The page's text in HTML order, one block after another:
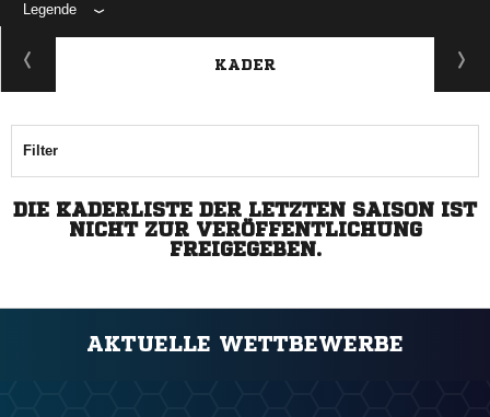
Legende
KADER
Filter
DIE KADERLISTE DER LETZTEN SAISON IST
NICHT ZUR VERÖFFENTLICHUNG
FREIGEGEBEN.
AKTUELLE WETTBEWERBE